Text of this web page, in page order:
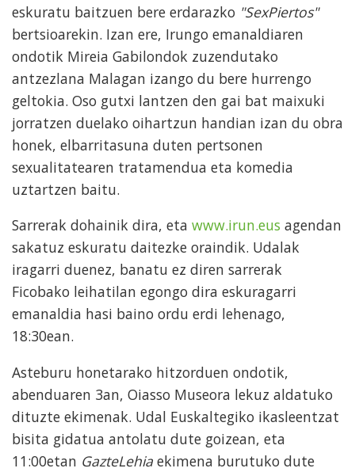
eskuratu baitzuen bere erdarazko "SexPiertos"
bertsioarekin. Izan ere, Irungo emanaldiaren
ondotik Mireia Gabilondok zuzendutako
antzezlana Malagan izango du bere hurrengo
geltokia. Oso gutxi lantzen den gai bat maixuki
jorratzen duelako oihartzun handian izan du obra
honek, elbarritasuna duten pertsonen
sexualitatearen tratamendua eta komedia
uztartzen baitu.
Sarrerak dohainik dira, eta www.irun.eus agendan
sakatuz eskuratu daitezke oraindik. Udalak
iragarri duenez, banatu ez diren sarrerak
Ficobako leihatilan egongo dira eskuragarri
emanaldia hasi baino ordu erdi lehenago,
18:30ean.
Asteburu honetarako hitzorduen ondotik,
abenduaren 3an, Oiasso Museora lekuz aldatuko
dituzte ekimenak. Udal Euskaltegiko ikasleentzat
bisita gidatua antolatu dute goizean, eta
11:00etan GazteLehia ekimena burutuko dute